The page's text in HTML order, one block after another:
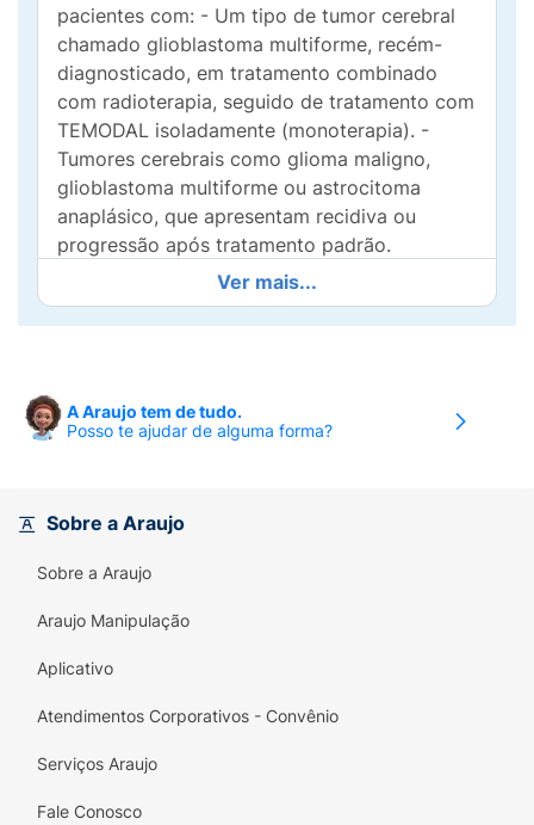
pacientes com: - Um tipo de tumor cerebral
chamado glioblastoma multiforme, recém-
diagnosticado, em tratamento combinado
com radioterapia, seguido de tratamento com
TEMODAL isoladamente (monoterapia). -
Tumores cerebrais como glioma maligno,
glioblastoma multiforme ou astrocitoma
anaplásico, que apresentam recidiva ou
progressão após tratamento padrão.
TEMODAL também é indicado no tratamento
de pacientes com melanoma maligno
metastático.
TEMODAL é um medicamento que age contra
Ver mais...
A Araujo tem de tudo.
Posso te ajudar de alguma forma?
Sobre a Araujo
Sobre a Araujo
Araujo Manipulação
Aplicativo
Atendimentos Corporativos - Convênio
Serviços Araujo
Fale Conosco